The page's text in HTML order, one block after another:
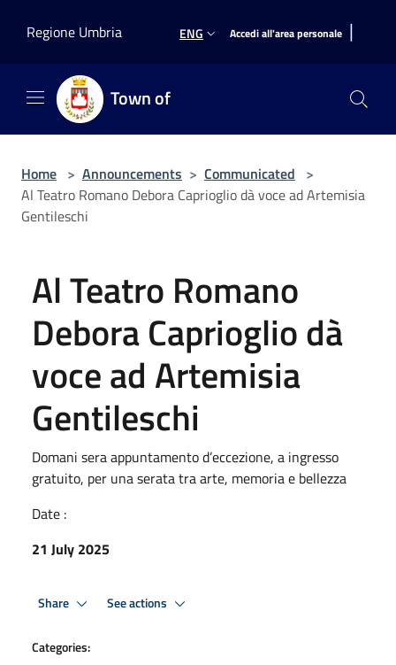
Regione Umbria
ENG Accedi all'area personale |
Town of
Home > Announcements > Communicated >
Al Teatro Romano Debora Caprioglio dà voce ad Artemisia
Gentileschi
Al Teatro Romano
Debora Caprioglio dà
voce ad Artemisia
Gentileschi
Domani sera appuntamento d’eccezione, a ingresso
gratuito, per una serata tra arte, memoria e bellezza
Date :
21 July 2025
Share See actions
Categories: